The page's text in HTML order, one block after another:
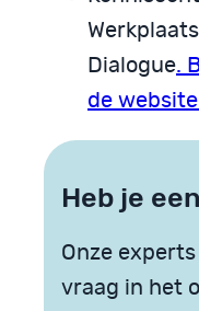
Dialogue.
de
Heb je
Onze
vraag in het